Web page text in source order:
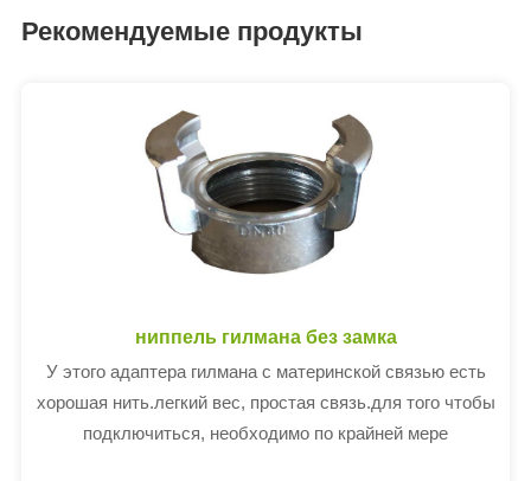
Рекомендуемые продукты
ниппель гилмана без замка
У этого адаптера гилмана с материнской связью есть
хорошая нить.легкий вес, простая связь.для того чтобы
подключиться, необходимо по крайней мере